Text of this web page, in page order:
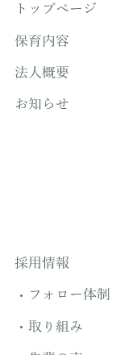
トップページ
保育内容
法人概要
お知らせ
採用情報
フォロー体制
取り組み